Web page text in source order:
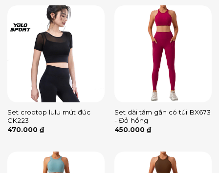
Set croptop lulu mút đúc
CK223
470.000 ₫
Set dài tăm gân có túi BX673
- Đỏ hồng
450.000 ₫